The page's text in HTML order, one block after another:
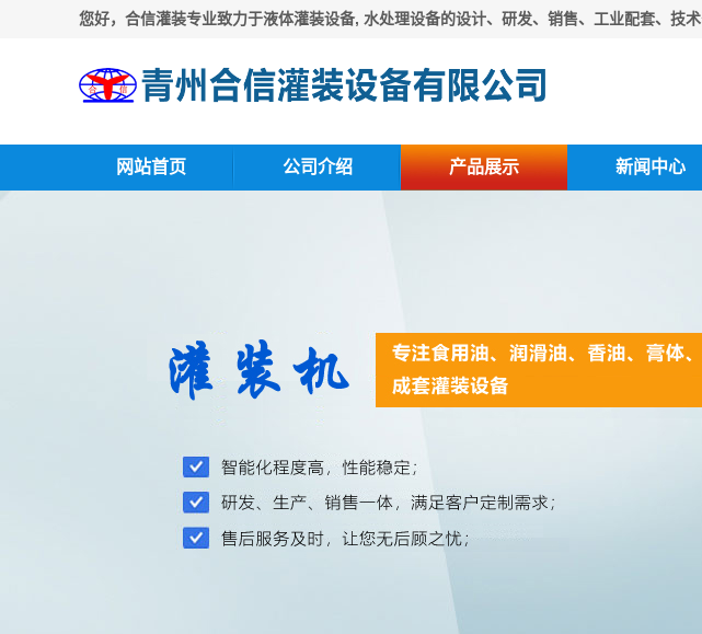
您好，合信灌装专业致力于液体灌装设备, 水处理设备的设计、研发、销售、工业配套、技
网站首页 公司介绍 产品展示 新闻中心